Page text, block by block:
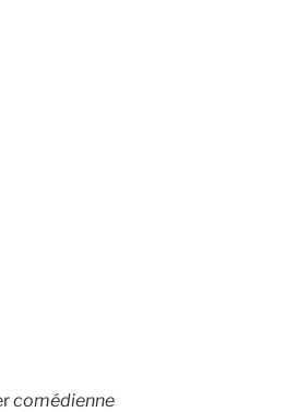
comédienne